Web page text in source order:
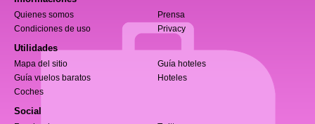
Quienes somos
Prensa
Condiciones de uso
Privacy
Utilidades
Mapa del sitio
Guía hoteles
Guía vuelos baratos
Hoteles
Coches
Social